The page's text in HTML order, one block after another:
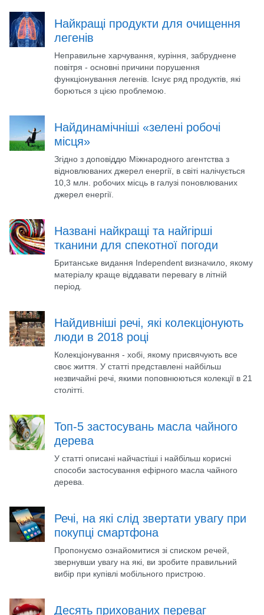
Найкращі продукти для очищення
легенів
Неправильне харчування, куріння, забруднене
повітря - основні причини порушення
функціонування легенів. Існує ряд продуктів, які
борються з цією проблемою.
Найдинамічніші «зелені робочі
місця»
Згідно з доповіддю Міжнародного агентства з
відновлюваних джерел енергії, в світі налічується
10,3 млн. робочих місць в галузі поновлюваних
джерел енергії.
Названі найкращі та найгірші
тканини для спекотної погоди
Британське видання Independent визначило, якому
матеріалу краще віддавати перевагу в літній
період.
Найдивніші речі, які колекціонують
люди в 2018 році
Колекціонування - хобі, якому присвячують все
своє життя. У статті представлені найбільш
незвичайні речі, якими поповнюються колекції в 21
столітті.
Топ-5 застосувань масла чайного
дерева
У статті описані найчастіші і найбільш корисні
способи застосування ефірного масла чайного
дерева.
Речі, на які слід звертати увагу при
покупці смартфона
Пропонуємо ознайомитися зі списком речей,
звернувши увагу на які, ви зробите правильний
вибір при купівлі мобільного пристрою.
Десять прихованих переваг